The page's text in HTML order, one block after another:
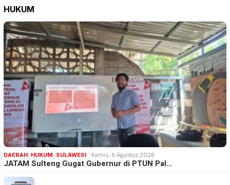
HUKUM
DAERAH HUKUM SULAWESI Kamis, 6 Agustus 2026
JATAM Sulteng Gugat Gubernur di PTUN Pal…